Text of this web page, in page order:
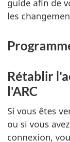
guide afin de
les
Rétablir
l'ARC
Si vous êtes
ou si vous
connexion,